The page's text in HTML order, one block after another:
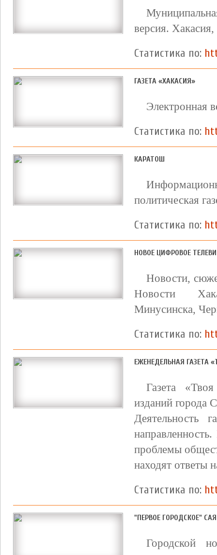
версия. Хакасия,
Статистика по:
ГАЗЕТА «ХАКАСИЯ»
Электронная
Статистика по:
КАРАТОШ
политическая
Статистика по:
НОВОЕ ЦИФРОВОЕ
Новости,
Новости
Минусинска,
Статистика по:
ЕЖЕНЕДЕЛЬНАЯ ГАЗЕТА
Газета
изданий города
Деятельность
проблемы
находят ответы
Статистика по:
"ПЕРВОЕ ГОРОДСКОЕ"
Городской